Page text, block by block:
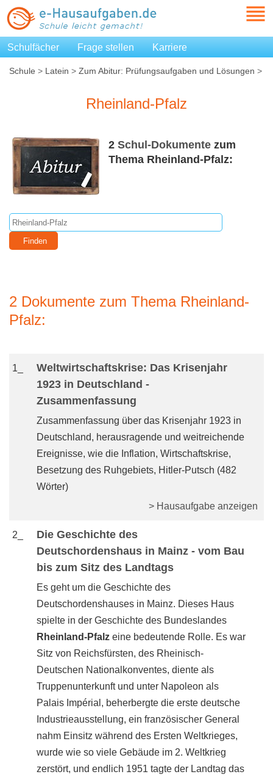
Schulfächer Frage stellen Karriere
Schule > Latein > Zum Abitur: Prüfungsaufgaben und Lösungen >
Rheinland-Pfalz
2 Schul-Dokumente zum
Thema Rheinland-Pfalz:
2 Dokumente zum Thema Rheinland-
Pfalz:
1_
Weltwirtschaftskrise: Das Krisenjahr
1923 in Deutschland -
Zusammenfassung
Zusammenfassung über das Krisenjahr 1923 in
Deutschland, herausragende und weitreichende
Ereignisse, wie die Inflation, Wirtschaftskrise,
Besetzung des Ruhgebiets, Hitler-Putsch (482
Wörter)
> Hausaufgabe anzeigen
2_
Die Geschichte des
Deutschordenshaus in Mainz - vom Bau
bis zum Sitz des Landtags
Es geht um die Geschichte des
Deutschordenshauses in Mainz. Dieses Haus
spielte in der Geschichte des Bundeslandes
Rheinland-Pfalz eine bedeutende Rolle. Es war
Sitz von Reichsfürsten, des Rheinisch-
Deutschen Nationalkonventes, diente als
Truppenunterkunft und unter Napoleon als
Palais Impérial, beherbergte die erste deutsche
Industrieausstellung, ein französischer General
nahm Einsitz während des Ersten Weltkrieges,
wurde wie so viele Gebäude im 2. Weltkrieg
zerstört, und endlich 1951 tagte der Landtag das